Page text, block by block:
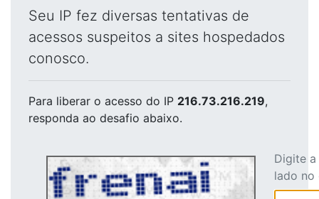
Seu IP fez diversas tentativas de
acessos suspeitos a sites hospedados
conosco.
Para liberar o acesso do IP 216.73.216.219,
responda ao desafio abaixo.
Digite
lado no